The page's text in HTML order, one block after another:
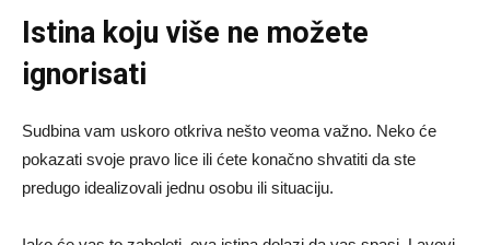
Istina koju više ne možete
ignorisati
Sudbina vam uskoro otkriva nešto veoma važno. Neko će
pokazati svoje pravo lice ili ćete konačno shvatiti da ste
predugo idealizovali jednu osobu ili situaciju.